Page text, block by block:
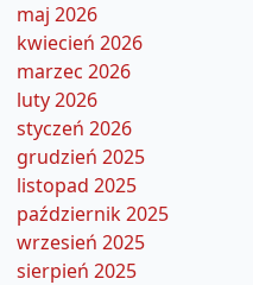
maj 2026
kwiecień 2026
marzec 2026
luty 2026
styczeń 2026
grudzień 2025
listopad 2025
październik 2025
wrzesień 2025
sierpień 2025